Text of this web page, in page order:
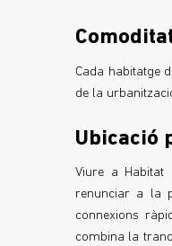
Cada habitatge
de la
Ubicació
Viure a Habitat
renunciar a la
connexions
combina la